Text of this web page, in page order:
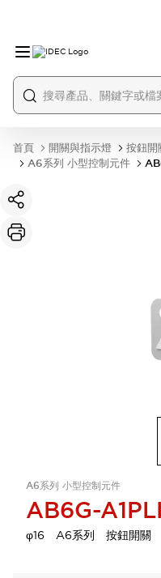
首頁 開關與指示燈 按鈕開
A6系列 小型控制元件
A6系列 小型控制元件
AB6G-
φ16 A6系列 按鈕開關